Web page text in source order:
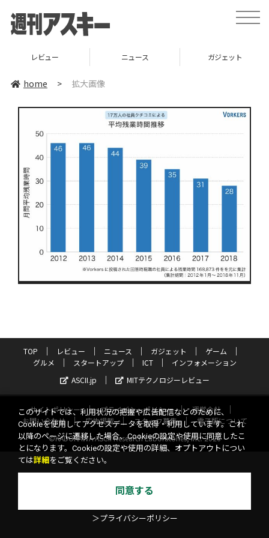
toggle
レビュー ニュース ガジェット
home > 拡大画像
TOP レビュー ニュース ガジェット
ゲーム
グルメ
スタートアップ ICT
インフォメーション
ASCII.jp
MITテクノロジーレビュー
サイトポリシー プライバシーポリシー
運営会社
お問い合わせ
広告掲載 スタッフ募集
電子版について
©KADOKAWA ASCII Research Laboratories, Inc. 2026
このサイトでは、利用状況の把握や広告配信などのために、
Cookieを使用してアクセスデータを取得・利用しています。これ
以降のページに遷移した場合、Cookieの設定や使用に同意したこ
とになります。Cookieの設定や使用の詳細、オプトアウトについ
ては詳細 をご覧ください。
同意する
＞プライバシーポリシー